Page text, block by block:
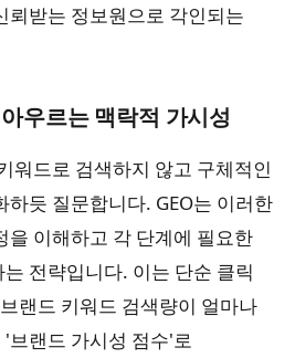
뢰받는 정보원으로 각인되는
우르는 맥락적 가시성
워드로 검색하지 않고 구체적인
하듯 질문합니다. GEO는 이러한
을 이해하고 각 단계에 필요한
전략입니다. 이는 단순 클릭
랜드 키워드 검색량이 얼마나
브랜드 가시성 점수'로